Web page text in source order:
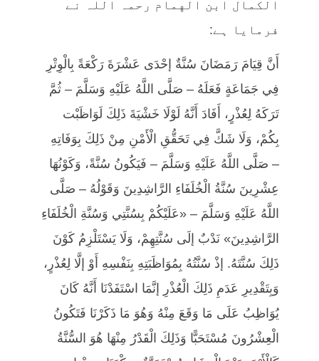
الكمال ابن الهمام رحمہ اللہ نے
فرمایا ہے:
أَنَّ قِيَامَ رَمَضَانَ سُنَّةٌ إحْدَى عَشْرَةَ رَكْعَةً بِالْوِتْرِ
فِي جَمَاعَةٍ فَعَلَهُ – صَلَّى اللَّهُ عَلَيْهِ وَسَلَّمَ – ثُمَّ
تَرَكَهُ لِعُذْرٍ، أَفَادَ أَنَّهُ لَوْلَا خَشْيَةَ ذَلِكَ لَوَاظَبْت
بِكُمْ، وَلَا شَكَّ فِي تَحَقُّقِ الْأَمْنِ مِنْ ذَلِكَ بِوَفَاتِهِ
– صَلَّى اللَّهُ عَلَيْهِ وَسَلَّمَ – فَيَكُونُ سُنَّةً، وَكَوْنُهَا
عِشْرِينَ سُنَّةُ الْخُلَفَاءِ الرَّاشِدِينَ وَقَوْلُهُ – صَلَّى
اللَّهُ عَلَيْهِ وَسَلَّمَ – «عَلَيْكُمْ بِسُنَّتِي وَسُنَّةِ الْخُلَفَاءِ
الرَّاشِدِينَ» نَدْبٌ إلَى سُنَّتِهِمْ، وَلَا يَسْتَلْزِمُ كَوْنَ
ذَلِكَ سُنَّتَهُ. إذْ سُنَّتُهُ بِمُوَاظَبَتِهِ بِنَفْسِهِ أَوْ إلَّا لِعُذْرٍ،
وَبِتَقْدِيرِ عَدَمِ ذَلِكَ الْعُذْرِ إنَّمَا اسْتَفَدْنَا أَنَّهُ كَانَ
يُوَاظِبُ عَلَى مَا وَقَعَ مِنْهُ وَهُوَ مَا ذَكَرْنَا فَتَكُونُ
الْعِشْرُونَ مُسْتَحَبًّا وَذَلِكَ الْقَدْرُ مِنْهَا هُوَ السُّنَّةُ